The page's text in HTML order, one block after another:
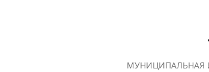
МУНИЦИПАЛЬНАЯ